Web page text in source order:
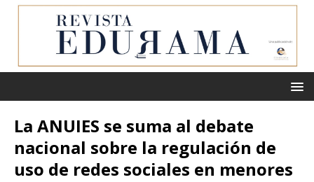
La ANUIES se suma al debate
nacional sobre la regulación de
uso de redes sociales en menores